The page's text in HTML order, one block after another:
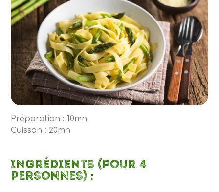
Préparation : 10mn
Cuisson : 20mn
Ingrédients (pour 4
personnes) :